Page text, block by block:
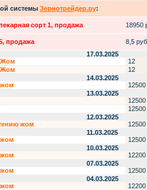
системы Зернотрейдер.ру:
сорт 1, продажа 18950
продажа
8,5
17.03.2025
Жом
12
Жом
12
14.03.2025
жом
12500
13.03.2025
12500
12500
12.03.2025
жом
12500
11.03.2025
жом
12500
10.03.2025
жом
12200
07.03.2025
жом
12500
04.03.2025
жом
12200